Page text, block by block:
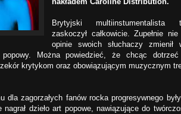
Brytyjski multiinstumentalista
zaskoczył całkowicie. Zupełnie
opinie swoich słuchaczy zmienił
Można powiedzieć, że chcąc
krytykom oraz obowiązującym muzycznym
dla zagorzałych fanów rocka progresywnego
dzieło art popowe, nawiązujące do